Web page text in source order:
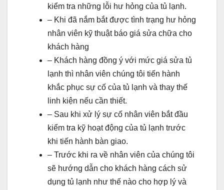
kiểm tra những lỗi hư hỏng của tủ lạnh.
– Khi đã nắm bắt được tình trạng hư hỏng
nhân viên kỹ thuật báo giá sửa chữa cho
khách hàng
– Khách hàng đồng ý với mức giá sửa tủ
lạnh thì nhân viên chúng tôi tiến hành
khắc phục sự cố của tủ lạnh và thay thế
linh kiện nếu cần thiết.
– Sau khi xử lý sự cố nhân viên bắt đầu
kiểm tra kỹ hoạt động của tủ lạnh trước
khi tiến hành bàn giao.
– Trước khi ra về nhân viên của chúng tôi
sẽ hướng dẫn cho khách hàng cách sử
dụng tủ lạnh như thế nào cho hợp lý và